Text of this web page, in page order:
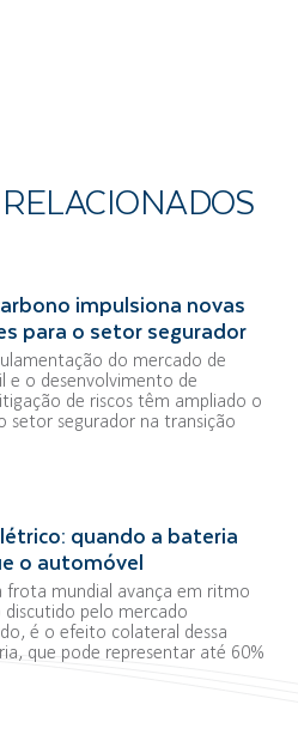
impulsiona novas
para o setor segurador
do mercado de
e o desenvolvimento de
de riscos têm ampliado o
setor segurador na transição
quando a bateria
o automóvel
frota mundial avança em ritmo
discutido pelo mercado
é o efeito colateral dessa
que pode representar até 60%